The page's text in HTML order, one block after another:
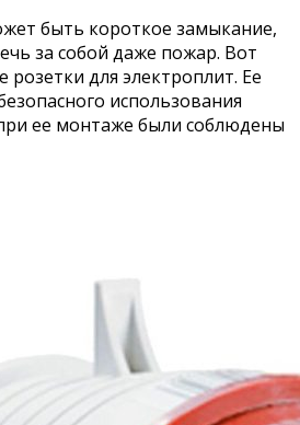
быть короткое замыкание,
за собой даже пожар. Вот
для электроплит. Ее
использования
ее монтаже были соблюдены